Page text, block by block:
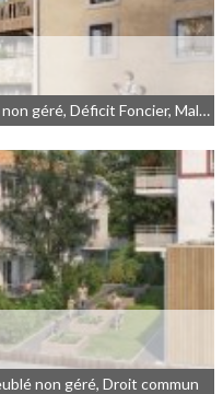
Droit commun, Denormandie, Meublé non géré, Déficit Foncier, Malraux
non géré, Droit commun